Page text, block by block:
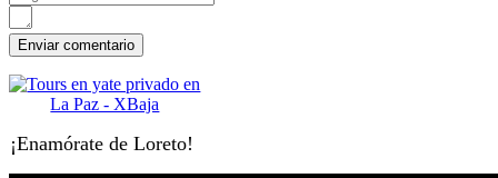
¡Enamórate de Loreto!